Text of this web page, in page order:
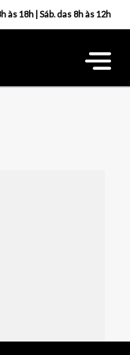
às 18h | Sáb. das 8h às 12h